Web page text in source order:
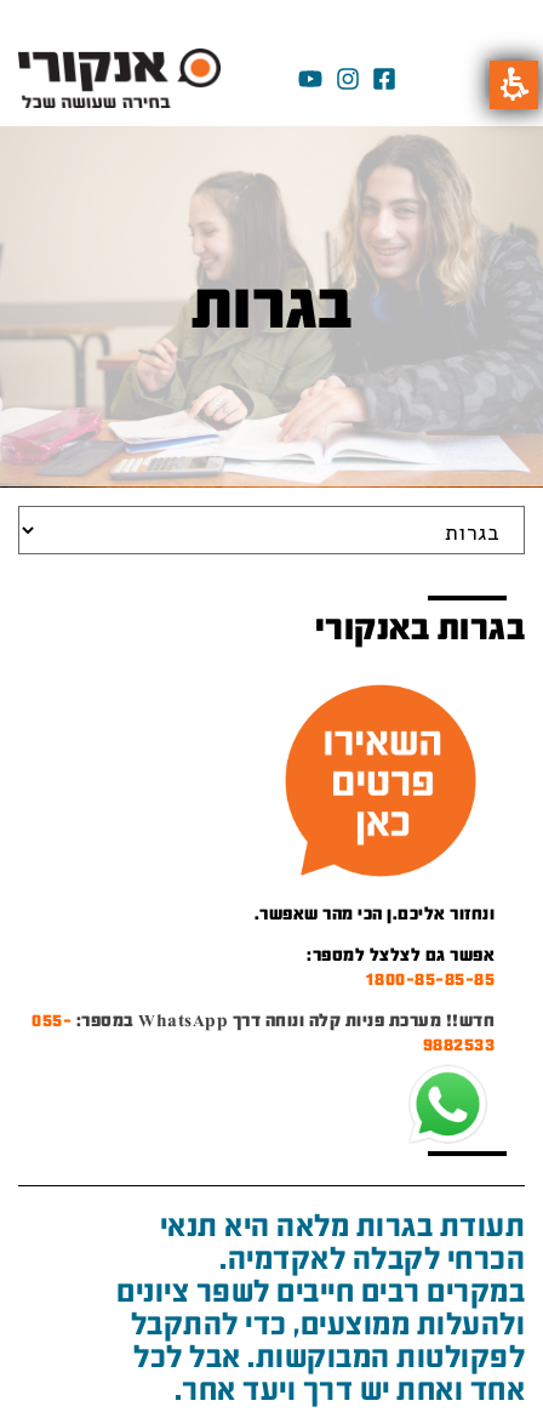
בגרות
בגרות באנקורי
ונחזור אליכם.ן הכי מהר שאפשר.
אפשר גם לצלצל למספר:
1800-85-85-85
חדש!! מערכת פניות קלה ונוחה דרך WhatsApp במספר:
055-
9882533
תעודת בגרות מלאה היא תנאי
הכרחי לקבלה לאקדמיה.
במקרים רבים חייבים לשפר ציונים
ולהעלות ממוצעים, כדי להתקבל
לפקולטות המבוקשות. אבל לכל
אחד ואחת יש דרך ויעד אחר.